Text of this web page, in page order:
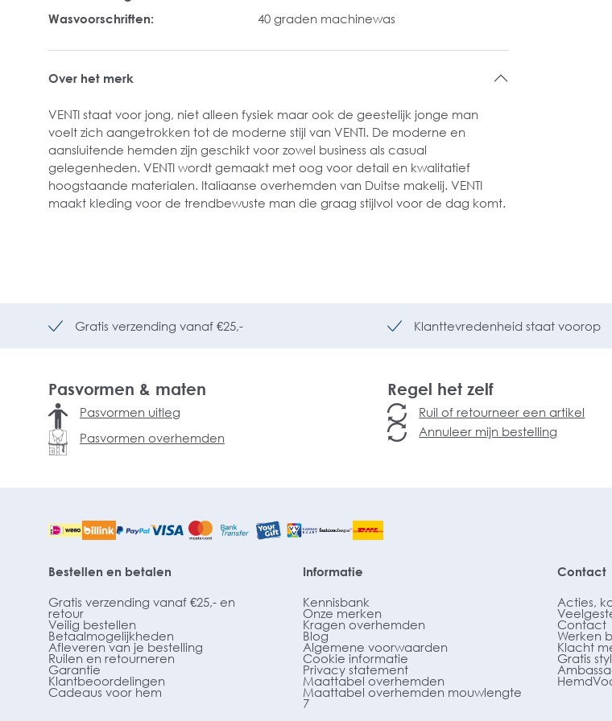
Wasvoorschriften:
40 graden machinewas
Over het merk
VENTI staat voor jong, niet alleen fysiek maar ook de geestelijk jonge man
voelt zich aangetrokken tot de moderne stijl van VENTI. De moderne en
aansluitende hemden zijn geschikt voor zowel business als casual
gelegenheden. VENTI wordt gemaakt met oog voor detail en kwalitatief
hoogstaande materialen. Italiaanse overhemden van Duitse makelij. VENTI
maakt kleding voor de trendbewuste man die graag stijlvol voor de dag komt.
Gratis verzending vanaf €25,- Klanttevredenheid staat voorop
Pasvormen & maten
Pasvormen uitleg
Pasvormen overhemden
Regel het zelf
Ruil of retourneer een artikel
Annuleer mijn bestelling
Bestellen en betalen
Gratis verzending vanaf €25,- en
retour
Veilig bestellen
Betaalmogelijkheden
Afleveren van je bestelling
Ruilen en retourneren
Garantie
Klantbeoordelingen
Cadeaus voor hem
Informatie
Kennisbank
Onze merken
Kragen overhemden
Blog
Algemene voorwaarden
Cookie informatie
Privacy statement
Maattabel overhemden
Maattabel overhemden mouwlengte
7
Contact
Acties,
Contact
Werken
Klacht
Gratis